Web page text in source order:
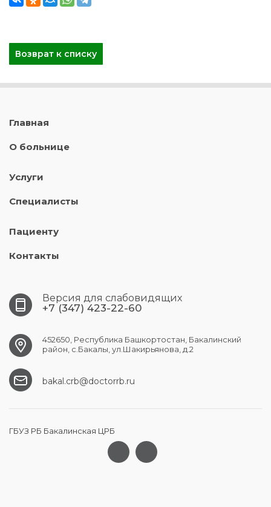
Возврат к списку
Главная
О больнице
Услуги
Специалисты
Пациенту
Контакты
Версия для слабовидящих
+7 (347) 423-22-60
452650, Республика Башкортостан, Бакалинский
район, с.Бакалы, ул.Шакирьянова, д.2
bakal.crb@doctorrb.ru
ГБУЗ РБ Бакалинская ЦРБ